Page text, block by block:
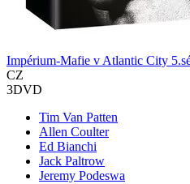
Impérium-Mafie v Atlantic City
CZ
3DVD
Tim Van Patten
Allen Coulter
Ed Bianchi
Jack Paltrow
Jeremy Podeswa